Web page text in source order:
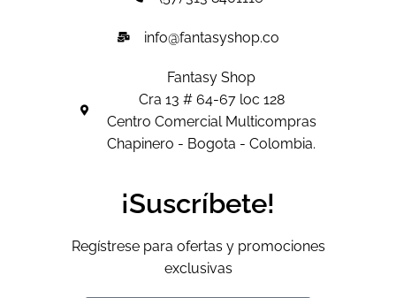
info@fantasyshop.co
Fantasy Shop
Cra 13 # 64-67 loc 128
Centro Comercial Multicompras
Chapinero - Bogota - Colombia.
¡Suscríbete!
Regístrese para ofertas y promociones
exclusivas